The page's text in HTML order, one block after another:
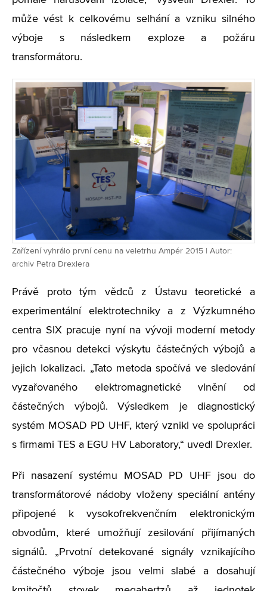
může vést k celkovému selhání a vzniku silného
výboje s následkem exploze a požáru
transformátoru.
Zařízení vyhrálo první cenu na veletrhu Ampér 2015 | Autor:
archiv Petra Drexlera
Právě proto tým vědců z Ústavu teoretické a
experimentální elektrotechniky a z Výzkumného
centra SIX pracuje nyní na vývoji moderní metody
pro včasnou detekci výskytu částečných výbojů a
jejich lokalizaci. „Tato metoda spočívá ve sledování
vyzařovaného elektromagnetické vlnění od
částečných výbojů. Výsledkem je diagnostický
systém MOSAD PD UHF, který vznikl ve spolupráci
s firmami TES a EGU HV Laboratory,“ uvedl Drexler.
Při nasazení systému MOSAD PD UHF jsou do
transformátorové nádoby vloženy speciální antény
připojené k vysokofrekvenčním elektronickým
obvodům, které umožňují zesilování přijímaných
signálů. „Prvotní detekované signály vznikajícího
částečného výboje jsou velmi slabé a dosahují